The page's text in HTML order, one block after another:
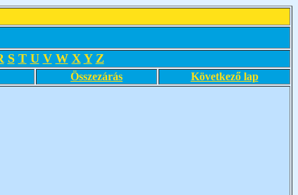
S T U V W X Y Z
Összezárás Következő lap